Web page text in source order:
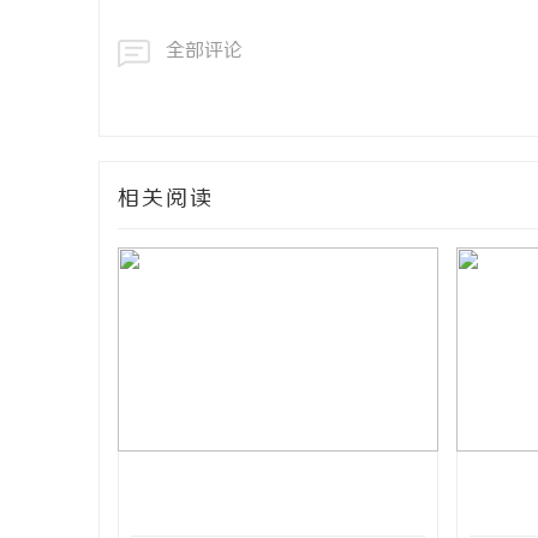
全部评论
相关阅读